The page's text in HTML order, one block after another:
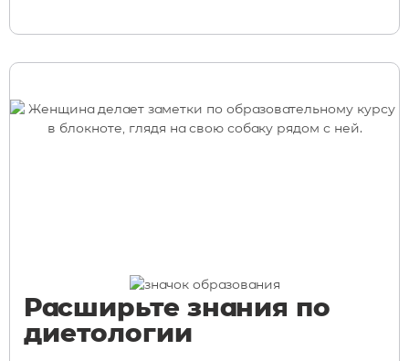
Расширьте знания по
диетологии